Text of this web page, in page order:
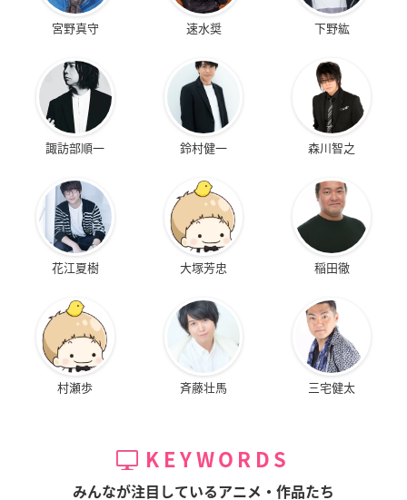
宮野真守 速水奨 下野紘
諏訪部順一 鈴村健一 森川智之
花江夏樹 大塚芳忠 稲田徹
村瀬歩 斉藤壮馬 三宅健太
KEYWORDS
みんなが注目しているアニメ・作品たち